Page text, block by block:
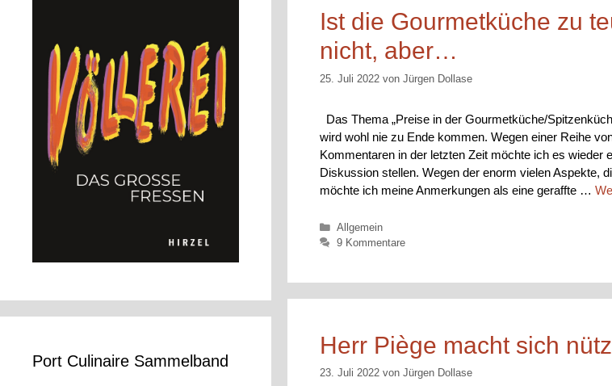
Ist die Gourmetküche zu
nicht, aber…
25. Juli 2022 von Jürgen Dollase
Das Thema „Preise in der Gourmetküche/
wird wohl nie zu Ende kommen. Wegen einer Reihe
Kommentaren in der letzten Zeit möchte ich es wieder
Diskussion stellen. Wegen der enorm vielen Aspekte,
möchte ich meine Anmerkungen als eine geraffte …
Kategorien
Allgemein
9 Kommentare
Herr Piège macht sich
23. Juli 2022 von Jürgen Dollase
Port Culinaire Sammelband